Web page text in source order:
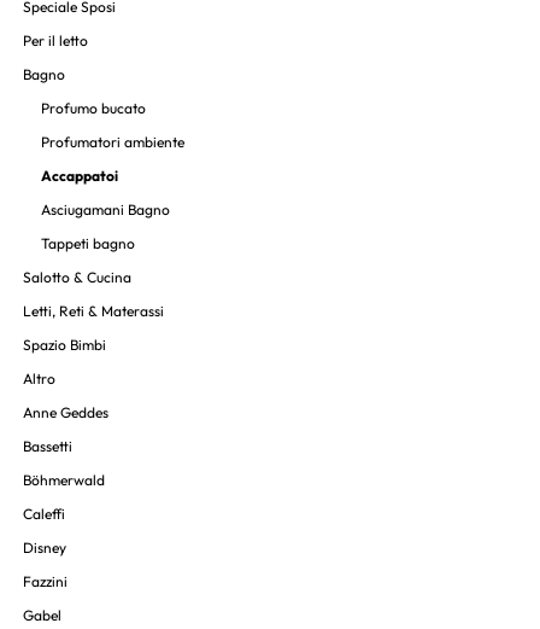
Speciale Sposi
Per il letto
Bagno
Profumo bucato
Profumatori ambiente
Accappatoi
Asciugamani Bagno
Tappeti bagno
Salotto & Cucina
Letti, Reti & Materassi
Spazio Bimbi
Altro
Anne Geddes
Bassetti
Böhmerwald
Caleffi
Disney
Fazzini
Gabel